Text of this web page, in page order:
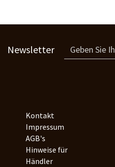
Newsletter
Kontakt
Impressum
AGB's
Hinweise für
Händler